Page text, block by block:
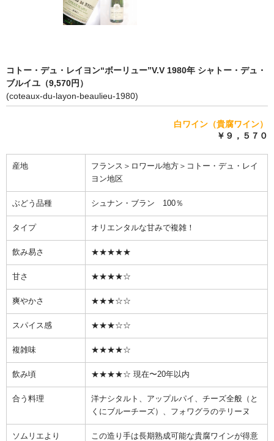
コトー・デュ・レイヨン“ボーリュー”V.V 1980年 シャトー・デュ・
ブルイユ（9,570円）
(coteaux-du-layon-beaulieu-1980)
白ワイン（貴腐ワイン）
￥９，５７０
産地
フランス＞ロワール地方＞コトー・デュ・レイ
ヨン地区
ぶどう品種 シュナン・ブラン 100％
タイプ オリエンタルな甘みで複雑！
飲み易さ ★★★★★
甘さ ★★★★☆
爽やかさ ★★★☆☆
スパイス感 ★★★☆☆
複雑味 ★★★★☆
飲み頃 ★★★★☆ 現在〜20年以内
合う料理
洋ナシタルト、アップルパイ、チーズ全般（と
くにブルーチーズ）、フォワグラのテリーヌ
ソムリエより
この造り手は長期熟成可能な貴腐ワインが得意